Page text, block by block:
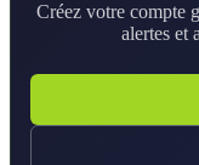
Créez votre compte
alertes et